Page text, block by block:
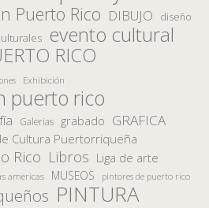
Puerto Rico DIBUJO diseño
evento cultural
RICO
Exhibición
puerto rico
Galerias grabado GRAFICA
Cultura Puertorriqueña
Rico Libros Liga de arte
americas MUSEOS pintores de puerto rico
PINTURA